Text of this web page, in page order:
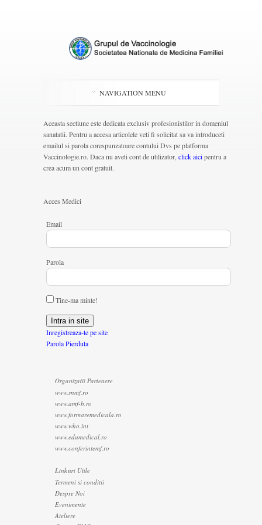
NAVIGATION MENU
Aceasta sectiune este dedicata exclusiv profesionistilor in domeniul
sanatatii. Pentru a accesa articolele veti fi solicitat sa va introduceti
emailul si parola corespunzatoare contului Dvs pe platforma
Vaccinologie.ro. Daca nu aveti cont de utilizator, click aicipentru a
crea acum un cont gratuit.
Acces Medici
Email
Parola
Tine-ma minte!
Inregistreaza-te pe site
Parola Pierduta
Organizatii Partenere
www.snmf.ro
www.amf-b.ro
www.formaremedicala.ro
www.who.int
www.edumedical.ro
www.conferintemf.ro
Linkuri Utile
Termeni si conditii
Despre Noi
Evenimente
Ateliere